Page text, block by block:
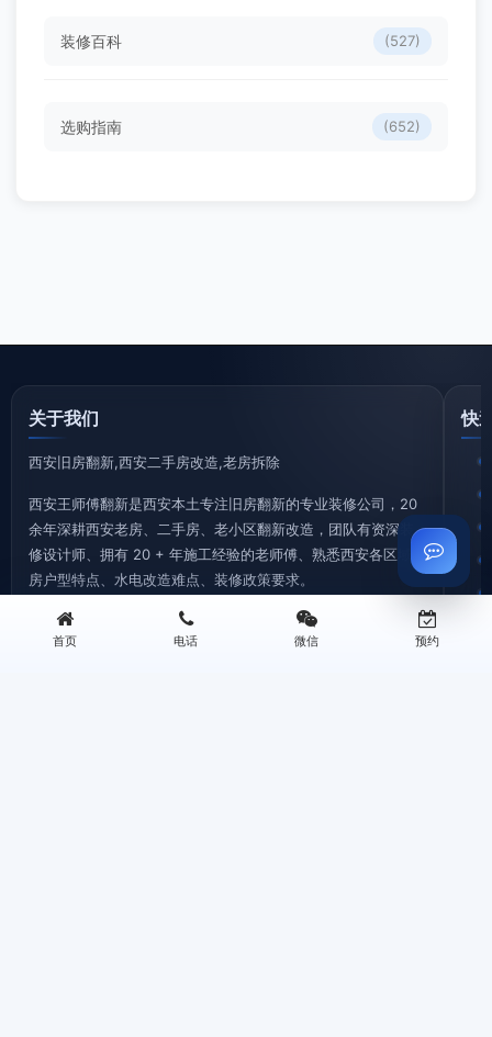
装修百科 (527)
选购指南 (652)
关于我们
西安旧房翻新,西安二手房改造,老房拆除
西安王师傅翻新是西安本土专注旧房翻新的专业装修公司，20
余年深耕西安老房、二手房、老小区翻新改造，团队有资深装
修设计师、拥有 20 + 年施工经验的老师傅、熟悉西安各区域老
房户型特点、水电改造难点、装修政策要求。
快
首页 电话 微信 预约